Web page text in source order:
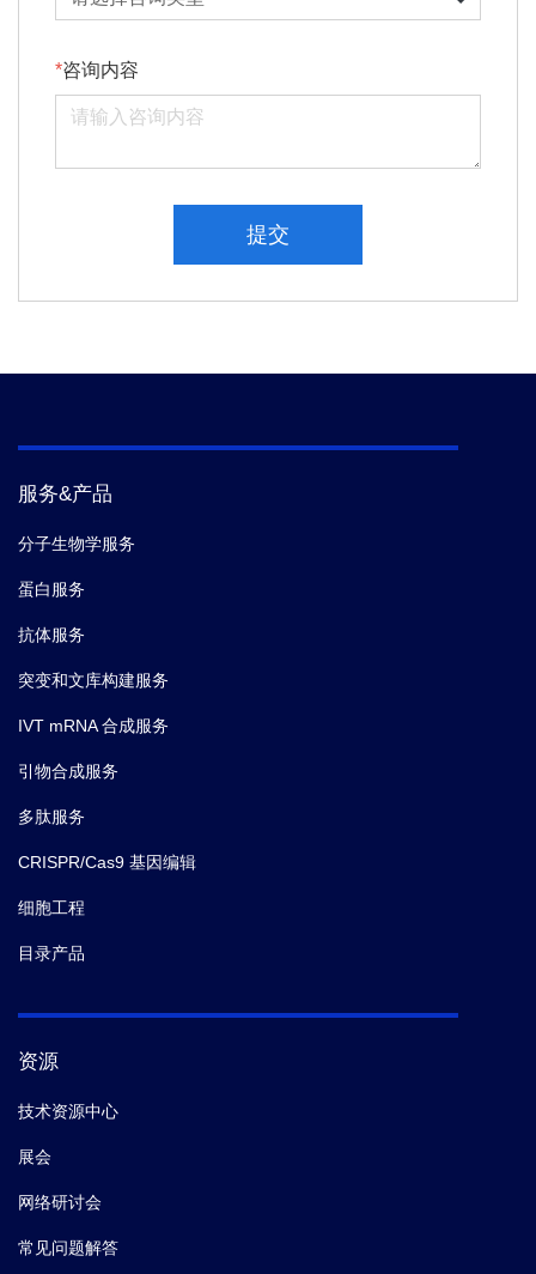
咨询内容
提交
服务&产品
分子生物学服务
蛋白服务
抗体服务
突变和文库构建服务
IVT mRNA 合成服务
引物合成服务
多肽服务
CRISPR/Cas9 基因编辑
细胞工程
目录产品
资源
技术资源中心
展会
网络研讨会
常见问题解答